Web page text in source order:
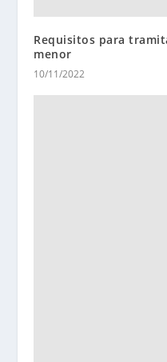
Requisitos para
menor
10/11/2022